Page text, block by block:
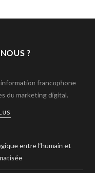
?
francophone
du marketing digital.
entre l’humain et